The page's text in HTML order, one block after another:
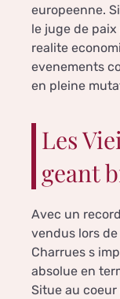
europeenne.
le juge de
realite
evenements
en pleine
Les
geant
Avec un
vendus lors
Charrues s
absolue en
Situe au coeur